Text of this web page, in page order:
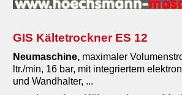
GIS Kältetrockner ES 12
Neumaschine, maximaler
ltr./min, 16 bar, mit integriertem
und Wandhalter, ...